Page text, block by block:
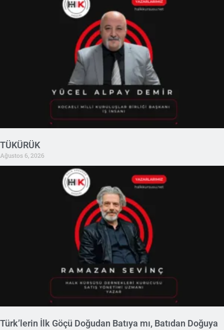
TÜKÜRÜK
Ağustos 6, 2026
Türk’lerin İlk Göçü Doğudan Batıya mı, Batıdan Doğuya